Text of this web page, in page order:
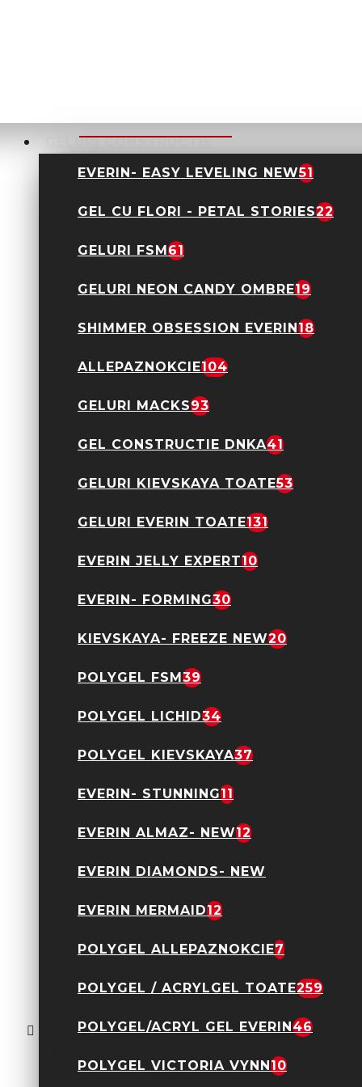
GELURI CONSTRUCTIE
EVERIN- EASY LEVELING NEW51
GEL CU FLORI - PETAL STORIES22
GELURI FSM61
GELURI NEON CANDY OMBRE19
SHIMMER OBSESSION EVERIN18
ALLEPAZNOKCIE104
GELURI MACKS93
GEL CONSTRUCTIE DNKA41
GELURI KIEVSKAYA TOATE53
GELURI EVERIN TOATE131
EVERIN JELLY EXPERT10
EVERIN- FORMING30
KIEVSKAYA- FREEZE NEW20
POLYGEL FSM39
POLYGEL LICHID34
POLYGEL KIEVSKAYA37
EVERIN- STUNNING11
EVERIN ALMAZ- NEW12
EVERIN DIAMONDS- NEW
EVERIN MERMAID12
POLYGEL ALLEPAZNOKCIE7
POLYGEL / ACRYLGEL TOATE259
POLYGEL/ACRYL GEL EVERIN46
POLYGEL VICTORIA VYNN10
Vulcano SS10 1440
Bucati
Cristale Decor Unghii
12,00 Lei
Floricele Albe Plus
12,90 Lei
Line Gel Everin- Light
Line Gel Everin- Rose